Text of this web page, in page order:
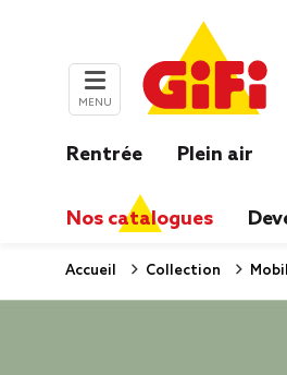
MENU
Rentrée Plein air
Nos catalogues
Accueil Collection